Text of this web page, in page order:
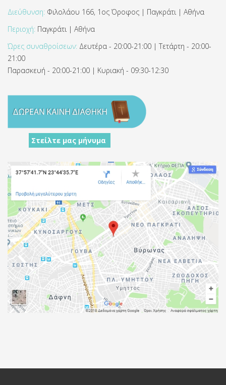
Διεύθυνση: Φιλολάου 166, 1ος Όροφος | Παγκράτι | Αθήνα
Περιοχή: Παγκράτι | Αθήνα
Ώρες συναθροίσεων: Δευτέρα - 20:00-21:00 | Τετάρτη - 20:00-
21:00
Παρασκευή - 20:00-21:00 | Κυριακή - 09:30-12:30
Στείλτε μας μήνυμα